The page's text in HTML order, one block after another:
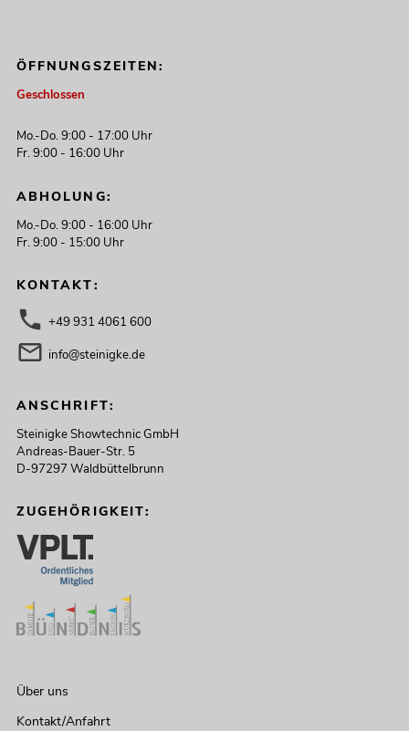
ÖFFNUNGSZEITEN:
Geschlossen
Mo.-Do. 9:00 - 17:00 Uhr
Fr. 9:00 - 16:00 Uhr
ABHOLUNG:
Mo.-Do. 9:00 - 16:00 Uhr
Fr. 9:00 - 15:00 Uhr
KONTAKT:
+49 931 4061 600
info@steinigke.de
ANSCHRIFT:
Steinigke Showtechnic GmbH
Andreas-Bauer-Str. 5
D-97297 Waldbüttelbrunn
ZUGEHÖRIGKEIT:
Über uns
Kontakt/Anfahrt